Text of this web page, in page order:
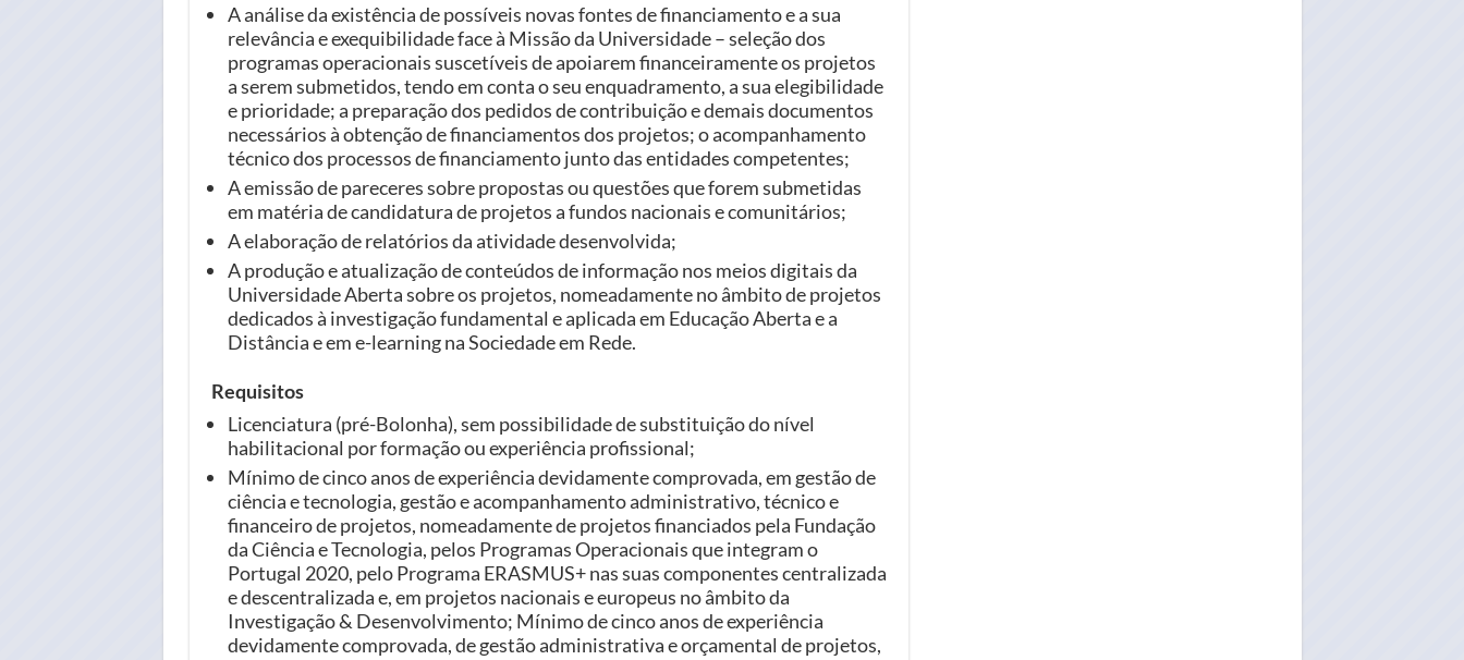
A análise da existência de possíveis novas fontes de financiamento e a sua
relevância e exequibilidade face à Missão da Universidade – seleção dos
programas operacionais suscetíveis de apoiarem financeiramente os projetos
a serem submetidos, tendo em conta o seu enquadramento, a sua elegibilidade
e prioridade; a preparação dos pedidos de contribuição e demais documentos
necessários à obtenção de financiamentos dos projetos; o acompanhamento
técnico dos processos de financiamento junto das entidades competentes;
A emissão de pareceres sobre propostas ou questões que forem submetidas
em matéria de candidatura de projetos a fundos nacionais e comunitários;
A elaboração de relatórios da atividade desenvolvida;
A produção e atualização de conteúdos de informação nos meios digitais da
Universidade Aberta sobre os projetos, nomeadamente no âmbito de projetos
dedicados à investigação fundamental e aplicada em Educação Aberta e a
Distância e em e-learning na Sociedade em Rede.
Requisitos
Licenciatura (pré-Bolonha), sem possibilidade de substituição do nível
habilitacional por formação ou experiência profissional;
Mínimo de cinco anos de experiência devidamente comprovada, em gestão de
ciência e tecnologia, gestão e acompanhamento administrativo, técnico e
financeiro de projetos, nomeadamente de projetos financiados pela Fundação
da Ciência e Tecnologia, pelos Programas Operacionais que integram o
Portugal 2020, pelo Programa ERASMUS+ nas suas componentes centralizada
e descentralizada e, em projetos nacionais e europeus no âmbito da
Investigação & Desenvolvimento; Mínimo de cinco anos de experiência
devidamente comprovada, de gestão administrativa e orçamental de projetos,